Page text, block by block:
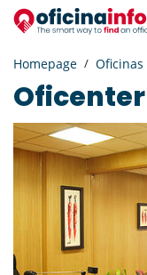
Homepage
Oficenter